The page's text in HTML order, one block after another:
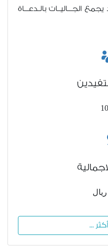
الجـــاليــات بالـدعـــاة
...